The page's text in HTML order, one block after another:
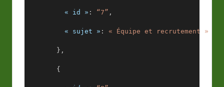
« id » : “7” ,
« sujet » : « Équipe et recrutement »
},
{